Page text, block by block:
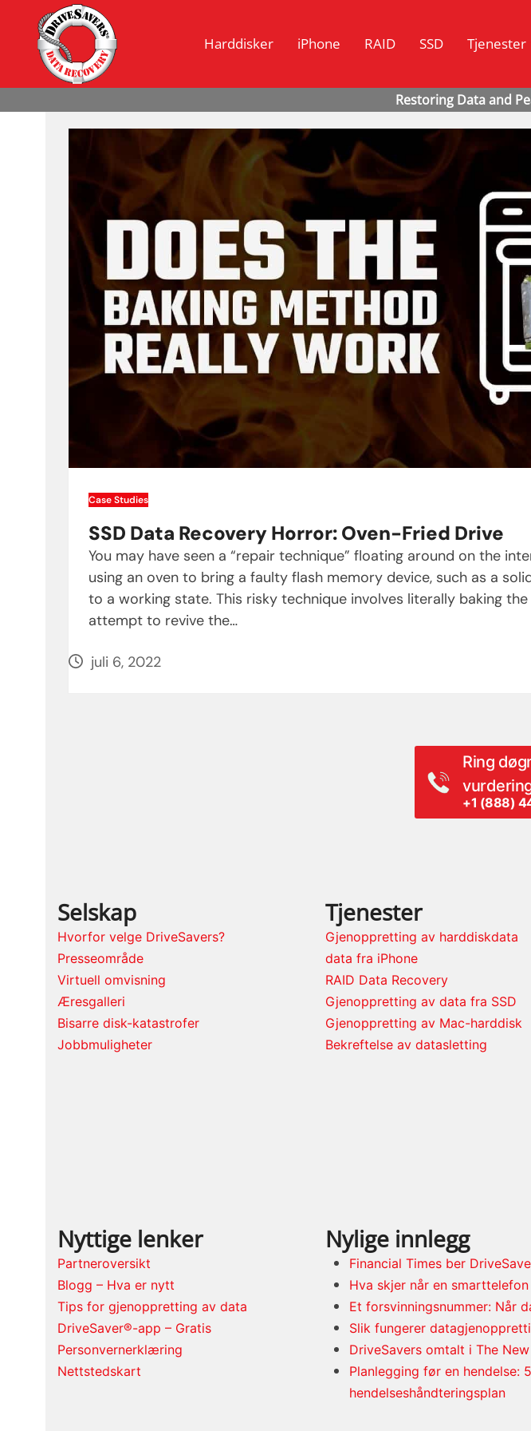
Harddisker iPhone RAID SSD Tjenester
Case Studies
SSD Data Recovery Horror: Oven-Fried Drive
You may have seen a “repair technique” floating around on the
using an oven to bring a faulty flash memory device, such as a
to a working state. This risky technique involves literally baking
attempt to revive the…
juli 6, 2022
Ring
+1 (888)
Selskap
Hvorfor velge DriveSavers?
Presseområde
Virtuell omvisning
Æresgalleri
Bisarre disk-katastrofer
Jobbmuligheter
Tjenester
Gjenoppretting av harddiskdata
data fra iPhone
RAID Data Recovery
Gjenoppretting av data fra SSD
Gjenoppretting av Mac-harddisk
Bekreftelse av datasletting
Nyttige lenker
Partneroversikt
Blogg – Hva er nytt
Tips for gjenoppretting av data
DriveSaver®-app – Gratis
Personvernerklæring
Nettstedskart
Nylige innlegg
Financial Times ber
Hva skjer når en
Et forsvinningsnummer: Når
Slik fungerer
DriveSavers omtalt i The
Planlegging før en hendelse:
hendelseshåndteringsplan